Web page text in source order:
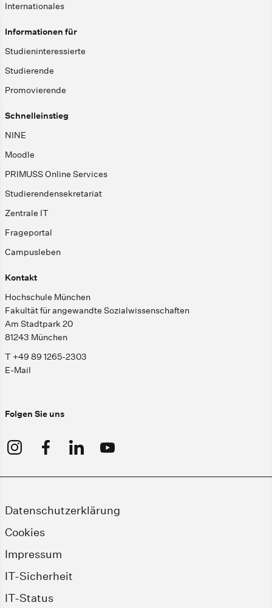
Internationales
Informationen für
Studieninteressierte
Studierende
Promovierende
Schnelleinstieg
NINE
Moodle
PRIMUSS Online Services
Studierendensekretariat
Zentrale IT
Frageportal
Campusleben
Kontakt
Hochschule München
Fakultät für angewandte Sozialwissenschaften
Am Stadtpark 20
81243 München
T +49 89 1265-2303
E-Mail
Folgen Sie uns
Datenschutzerklärung
Cookies
Impressum
IT-Sicherheit
IT-Status